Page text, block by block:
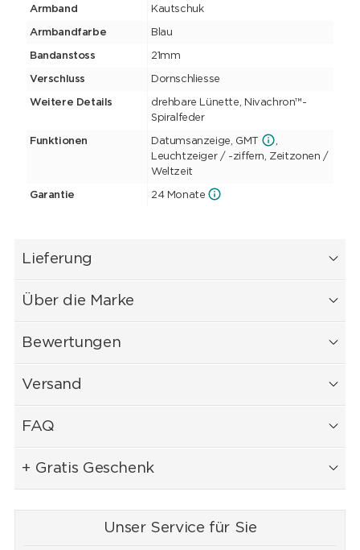
Armband Kautschuk
Armbandfarbe Blau
Bandanstoss 21mm
Verschluss Dornschliesse
Weitere Details
drehbare Lünette, Nivachron™-
Spiralfeder
Funktionen Datumsanzeige, GMT
,
Leuchtzeiger / -ziffern, Zeitzonen /
Weltzeit
Garantie 24 Monate
Lieferung
Über die Marke
Bewertungen
Versand
FAQ
+ Gratis Geschenk
Unser Service für Sie